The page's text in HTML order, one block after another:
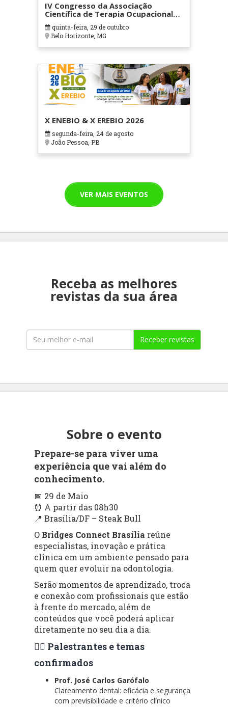
IV Congresso da Associação
Científica de Terapia Ocupacional
em Contextos Hospitalares e
Cuidados Paliativos - ATOHOSP
quinta-feira, 29 de outubro
Belo Horizonte, MG
X ENEBIO & X EREBIO 2026
segunda-feira, 24 de agosto
João Pessoa, PB
VER MAIS EVENTOS
Receba as melhores
revistas da sua área
Receber revistas
Sobre o evento
Prepare-se para viver uma
experiência que vai além do
conhecimento.
📅 29 de Maio
⏰ A partir das 08h30
📍 Brasília/DF – Steak Bull
O Bridges Connect Brasília reúne
especialistas, inovação e prática
clínica em um ambiente pensado para
quem quer evoluir na odontologia.
Serão momentos de aprendizado, troca
e conexão com profissionais que estão
à frente do mercado, além de
conteúdos que você poderá aplicar
diretamente no seu dia a dia.
👨‍⚕️ Palestrantes e temas
confirmados
Prof. José Carlos Garófalo
Clareamento dental: eficácia e segurança
com previsibilidade e critério clínico